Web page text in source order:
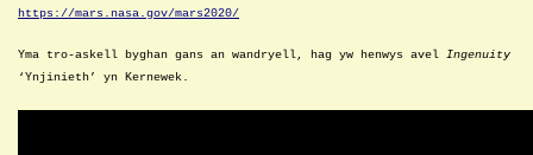
https://mars.nasa.gov/mars2020/
Yma tro-askell byghan gans an wandryell, hag yw henwys avel Ingenuity
‘Ynjinieth’ yn Kernewek.